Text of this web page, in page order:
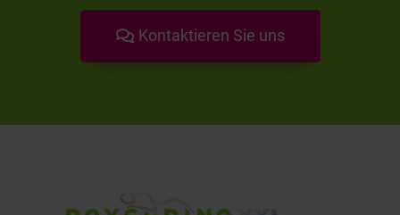
Kontaktieren Sie uns